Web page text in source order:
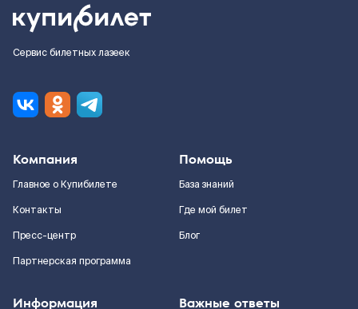
Сервис билетных лазеек
Компания
Главное о Купибилете
Контакты
Пресс-центр
Партнерская программа
Помощь
База знаний
Где мой билет
Блог
Информация Важные ответы